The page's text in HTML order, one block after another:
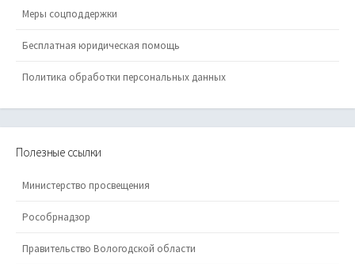
Меры соцподдержки
Бесплатная юридическая помощь
Политика обработки персональных данных
Полезные ссылки
Министерство просвещения
Рособрнадзор
Правительство Вологодской области